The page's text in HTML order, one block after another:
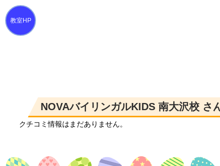
NOVAバイリンガルKIDS 南大沢校 さ
クチコミ情報はまだありません。